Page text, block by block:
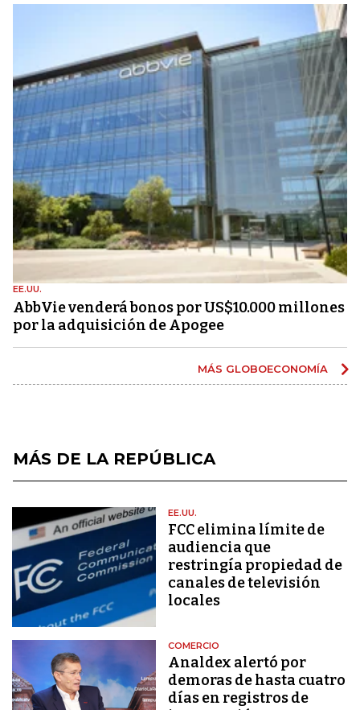
EE.UU.
AbbVie venderá bonos por US$10.000 millones
por la adquisición de Apogee
MÁS GLOBOECONOMÍA
MÁS DE LA REPÚBLICA
EE.UU.
FCC elimina límite de
audiencia que
restringía propiedad de
canales de televisión
locales
COMERCIO
Analdex alertó por
demoras de hasta cuatro
días en registros de